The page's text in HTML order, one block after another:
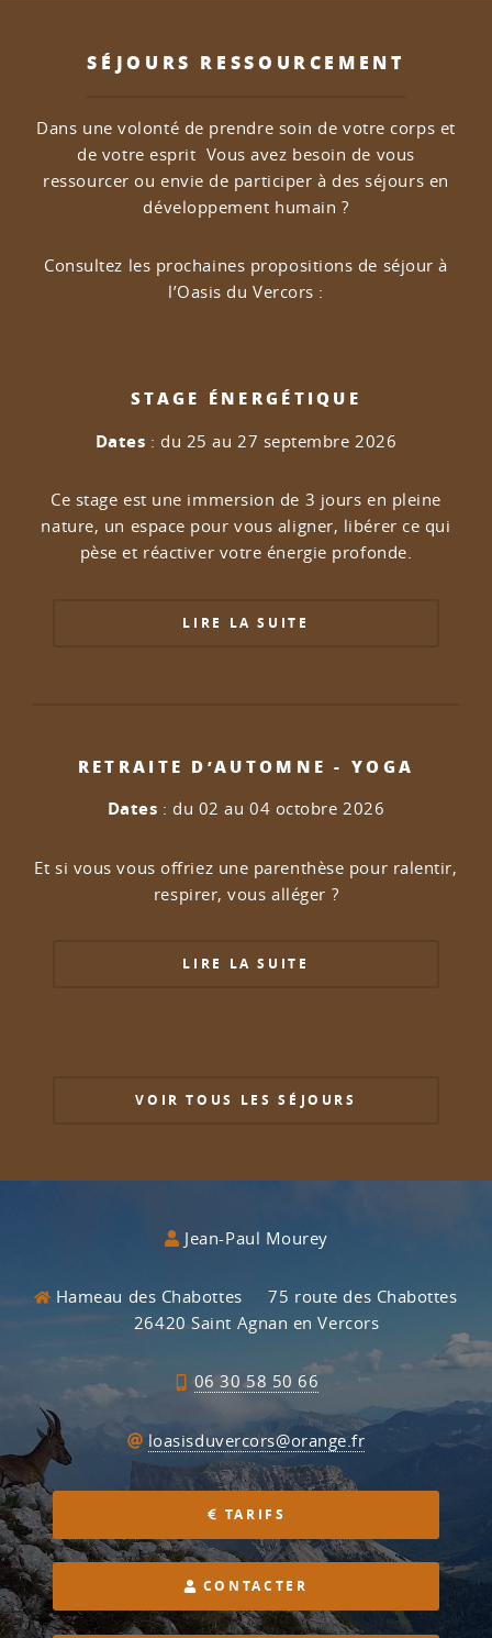
SÉJOURS RESSOURCEMENT
Dans une volonté de prendre soin de votre corps et
de votre esprit Vous avez besoin de vous
ressourcer ou envie de participer à des séjours en
développement humain ?
Consultez les prochaines propositions de séjour à
l’Oasis du Vercors :
STAGE ÉNERGÉTIQUE
Dates : du 25 au 27 septembre 2026
Ce stage est une immersion de 3 jours en pleine
nature, un espace pour vous aligner, libérer ce qui
pèse et réactiver votre énergie profonde.
LIRE LA SUITE
RETRAITE D’AUTOMNE - YOGA
Dates : du 02 au 04 octobre 2026
Et si vous vous offriez une parenthèse pour ralentir,
respirer, vous alléger ?
LIRE LA SUITE
VOIR TOUS LES SÉJOURS
Jean-Paul Mourey
Hameau des Chabottes
75 route des Chabottes
26420 Saint Agnan en Vercors
06 30 58 50 66
loasisduvercors@orange.fr
TARIFS
CONTACTER